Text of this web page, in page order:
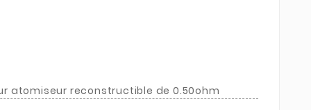
atomiseur reconstructible de 0.50ohm